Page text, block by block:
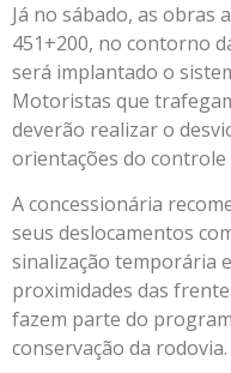
Já no sábado, as obras
451+200, no contorno
será implantado o
Motoristas que
deverão realizar o
orientações do
A concessionária
seus deslocamentos
sinalização temporária
proximidades das
fazem parte do
conservação da rodovia.